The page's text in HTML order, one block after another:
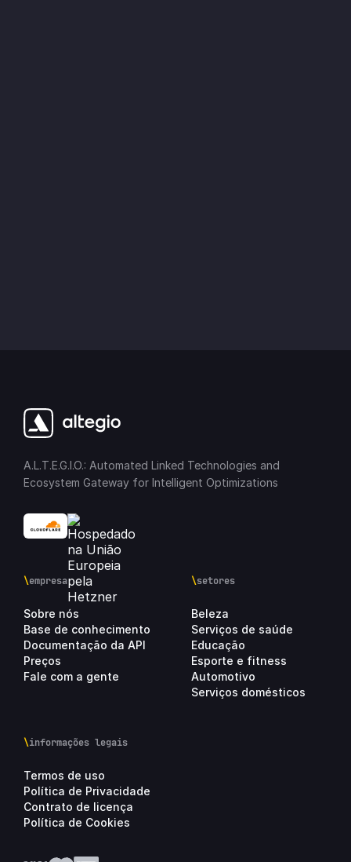
A.L.T.E.G.I.O.: Automated Linked Technologies and
Ecosystem Gateway for Intelligent Optimizations
\empresa
Sobre nós
Base de conhecimento
Documentação da API
Preços
Fale com a gente
\setores
Beleza
Serviços de saúde
Educação
Esporte e fitness
Automotivo
Serviços domésticos
\informações legais
Termos de uso
Política de Privacidade
Contrato de licença
Política de Cookies